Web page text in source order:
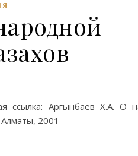
ссылка: Аргынбаев Х.А. О
2001